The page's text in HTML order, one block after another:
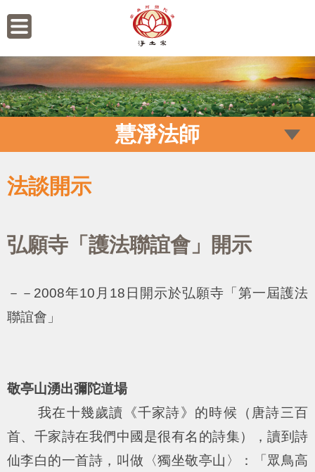
慧淨法師
法談開示
弘願寺「護法聯誼會」開示
－－2008年10月18日開示於弘願寺「第一屆護法
聯誼會」
敬亭山湧出彌陀道場
我在十幾歲讀《千家詩》的時候（唐詩三百
首、千家詩在我們中國是很有名的詩集），讀到詩
仙李白的一首詩，叫做〈獨坐敬亭山〉：「 眾鳥高